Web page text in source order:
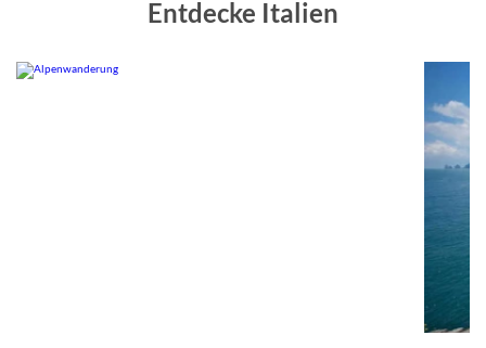
Entdecke Italien